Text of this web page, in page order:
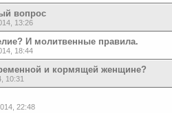
вопрос
13:26
И молитвенные правила.
18:44
и кормящей женщине?
10:31
22:48